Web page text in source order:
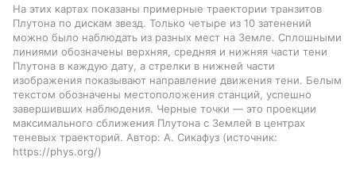
На этих картах показаны примерные траектории транзитов
Плутона по дискам звезд. Только четыре из 10 затенений
можно было наблюдать из разных мест на Земле. Сплошными
линиями обозначены верхняя, средняя и нижняя части тени
Плутона в каждую дату, а стрелки в нижней части
изображения показывают направление движения тени. Белым
текстом обозначены местоположения станций, успешно
завершивших наблюдения. Черные точки — это проекции
максимального сближения Плутона с Землей в центрах
теневых траекторий. Автор: А. Сикафуз
источник:
https://phys.org/